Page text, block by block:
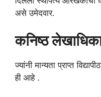
असे उमेदवार.
कनिष्ठ
ज्यांनी मान्यता प्राप्त
ही आहे .